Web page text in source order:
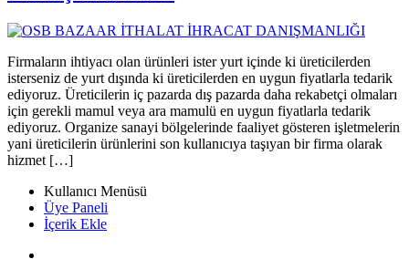
Firmaların ihtiyacı olan ürünleri ister yurt içinde ki üreticilerden
isterseniz de yurt dışında ki üreticilerden en uygun fiyatlarla tedarik
ediyoruz. Üreticilerin iç pazarda dış pazarda daha rekabetçi olmaları
için gerekli mamul veya ara mamulü en uygun fiyatlarla tedarik
ediyoruz. Organize sanayi bölgelerinde faaliyet gösteren işletmelerin
yani üreticilerin ürünlerini son kullanıcıya taşıyan bir firma olarak
hizmet […]
Kullanıcı Menüsü
Üye Paneli
İçerik Ekle